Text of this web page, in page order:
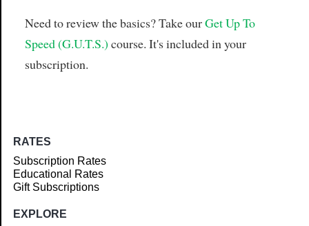
Need to review the basics? Take ourGet Up To
Speed (G.U.T.S.) course. It's included in your
subscription.
RATES
Subscription Rates
Educational Rates
Gift Subscriptions
EXPLORE